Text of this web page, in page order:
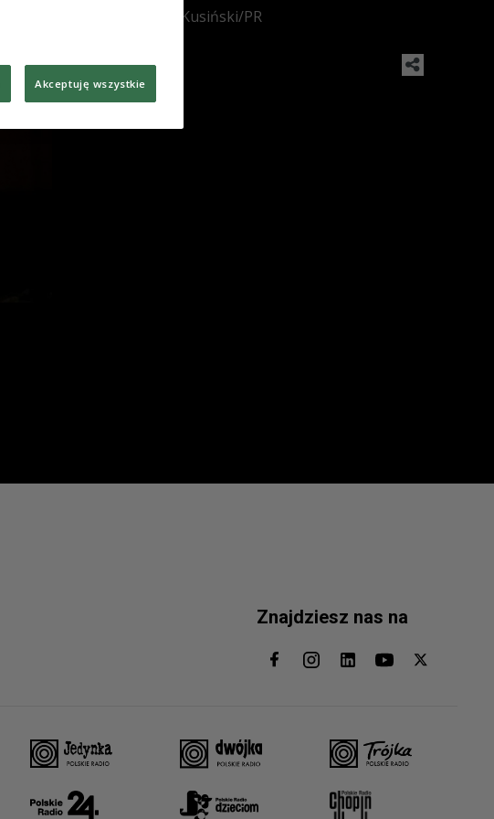
Foto: Wojciech Kusiński/PR
Znajdziesz nas na
Akceptuję wszystkie